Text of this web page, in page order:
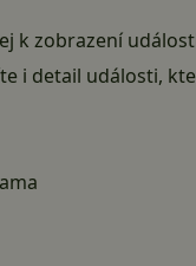
k zobrazení
i detail události,